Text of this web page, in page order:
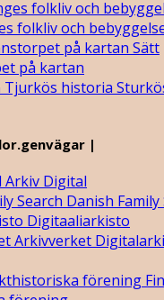
folkliv och
Sätt
på kartan
|
Arkiv Digital
Danish Family
Digitaaliarkisto